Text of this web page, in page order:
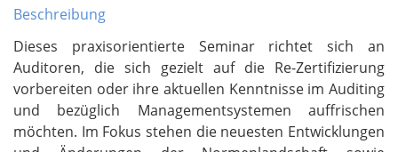
Beschreibung
Dieses praxisorientierte Seminar richtet sich an
Auditoren, die sich gezielt auf die Re-Zertifizierung
vorbereiten oder ihre aktuellen Kenntnisse im Auditing
und bezüglich Managementsystemen auffrischen
möchten. Im Fokus stehen die neuesten Entwicklungen